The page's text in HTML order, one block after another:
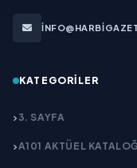
KATEGORILER
3. SAYFA
A101 AKTÜEL